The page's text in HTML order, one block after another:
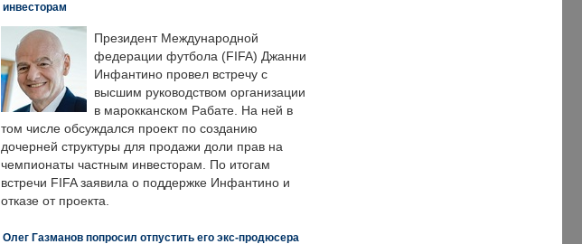
инвесторам
Президент Международной
федерации футбола (FIFA) Джанни
Инфантино провел встречу с
высшим руководством организации
в марокканском Рабате. На ней в
том числе обсуждался проект по созданию
дочерней структуры для продажи доли прав на
чемпионаты частным инвесторам. По итогам
встречи FIFA заявила о поддержке Инфантино и
отказе от проекта.
Олег Газманов попросил отпустить его экс-продюсера